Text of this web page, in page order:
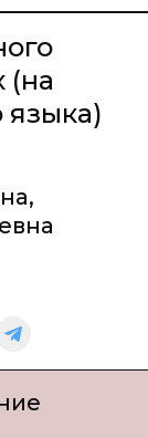
(на
языка)
,